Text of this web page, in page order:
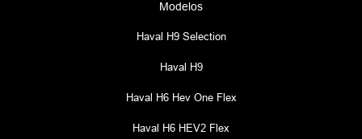
Modelos
Haval H9 Selection
Haval H9
Haval H6 Hev One Flex
Haval H6 HEV2 Flex